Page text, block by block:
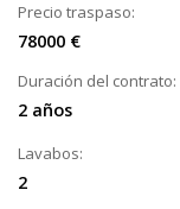
Precio traspaso:
78000 €
Duración del contrato:
2 años
Lavabos:
2